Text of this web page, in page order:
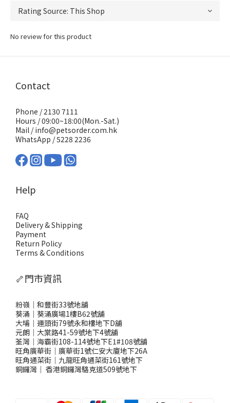
No review for this product
Contact
Phone / 2130 7111
Hours / 09:00~18:00(Mon.-Sat.)
Mail / info@petsorder.com.hk
WhatsApp /5228 2236
Help
FAQ
Delivery & Shipping
Payment
Return Policy
Terms & Conditions
🦴門市資訊
粉嶺｜和豐街33號地舖
葵涌｜葵涌廣場1樓B62號舖
大埔｜運頭街79號永和樓地下D舖
元朗｜大棠路41-59號地下4號舖
荃灣｜海霸街108-114號地下E1#108號舖
旺角廣華街｜廣華街1號仁安大廈地下26A
旺角通菜街｜九龍旺角通菜街161號地下
銅鑼灣 ｜ 香港銅鑼灣駱克道509號地下